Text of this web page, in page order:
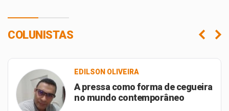
COLUNISTAS
SEBASTIÃO DO NASCIMENTO
Reflexões de um ser sob o peso
da rotina alienante